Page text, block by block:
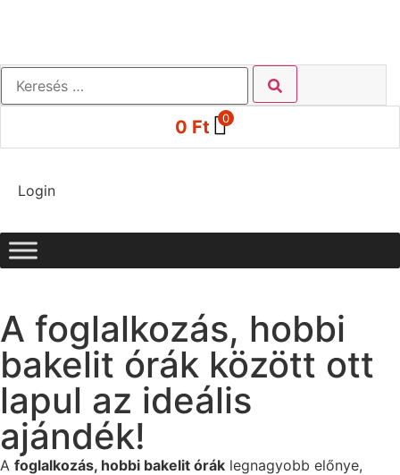
0 Ft 0
Login
A foglalkozás, hobbi
bakelit órák között ott
lapul az ideális
ajándék!
A foglalkozás, hobbi bakelit órák legnagyobb előnye,